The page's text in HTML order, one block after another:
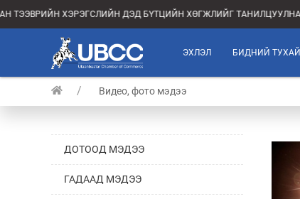
ТЭЭВРИЙН ХЭРЭГСЛИЙН ДЭД БҮТЦИЙН ХӨГЖЛИЙГ ТАНИЛЦУУЛНА
ЭХЛЭЛ БИДНИЙ ТУХАЙ
Видео, фото мэдээ
ДОТООД МЭДЭЭ
ГАДААД МЭДЭЭ